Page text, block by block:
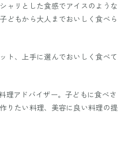
ャリとした食感でアイスのような
どもから大人までおいしく食べら
ト、上手に選んでおいしく食べて
アドバイザー。子どもに食べさ
りたい料理、美容に良い料理の提